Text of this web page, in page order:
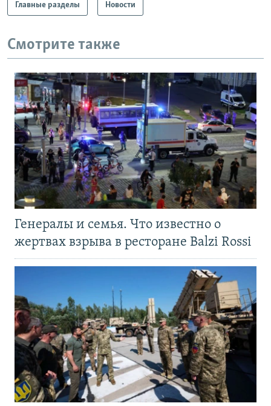
Главные разделы Новости
Смотрите также
Генералы и семья. Что известно о
жертвах взрыва в ресторане Balzi Rossi